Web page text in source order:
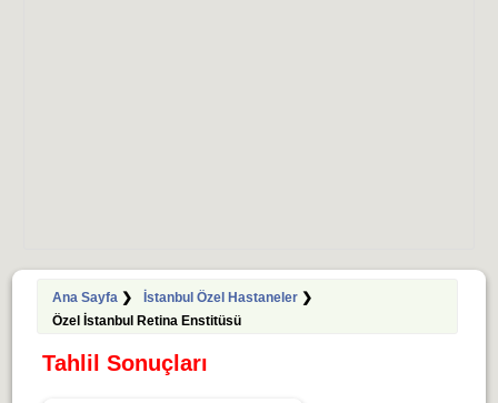
Ana Sayfa❯ İstanbul Özel Hastaneler❯
Özel İstanbul Retina Enstitüsü
Tahlil Sonuçları